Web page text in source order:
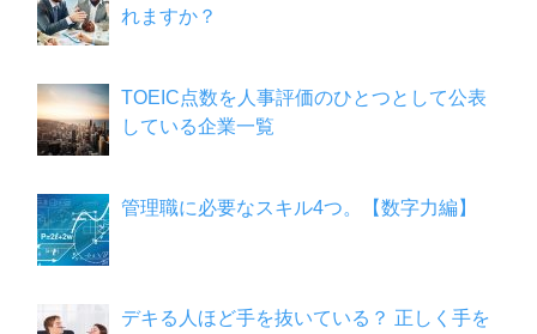
れますか？
TOEIC点数を人事評価のひとつとして公表
している企業一覧
管理職に必要なスキル4つ。【数字力編】
デキる人ほど手を抜いている？ 正しく手を